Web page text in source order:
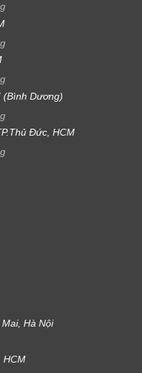
(Bình Dương)
Đức, HCM
Hà Nội
HCM